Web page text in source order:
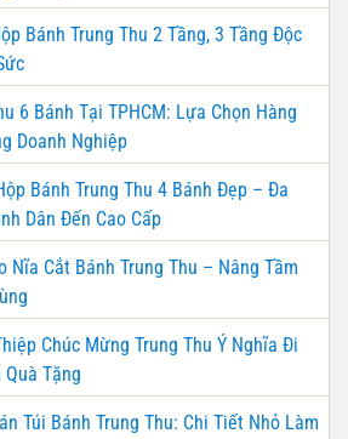
Bánh Trung Thu 2 Tầng, 3 Tầng Độc
6 Bánh Tại TPHCM: Lựa Chọn Hàng
Doanh Nghiệp
Bánh Trung Thu 4 Bánh Đẹp – Đa
Dân Đến Cao Cấp
Nĩa Cắt Bánh Trung Thu – Nâng Tầm
Chúc Mừng Trung Thu Ý Nghĩa Đi
Quà Tặng
Túi Bánh Trung Thu: Chi Tiết Nhỏ Làm